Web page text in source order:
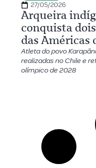
27/05/2026
Arqueira
conquista
das Américas
Atleta do povo
realizadas no Chile e
olímpico de 2028